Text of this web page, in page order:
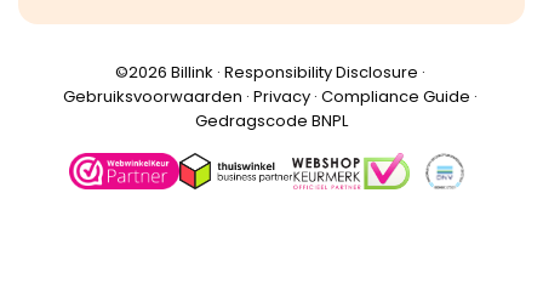
©️2026 Billink · Responsibility Disclosure ·
Gebruiksvoorwaarden · Privacy· Compliance Guide ·
Gedragscode BNPL